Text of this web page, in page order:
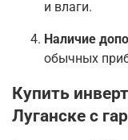
и влаги.
Наличие
обычных
Купить
Луганске с